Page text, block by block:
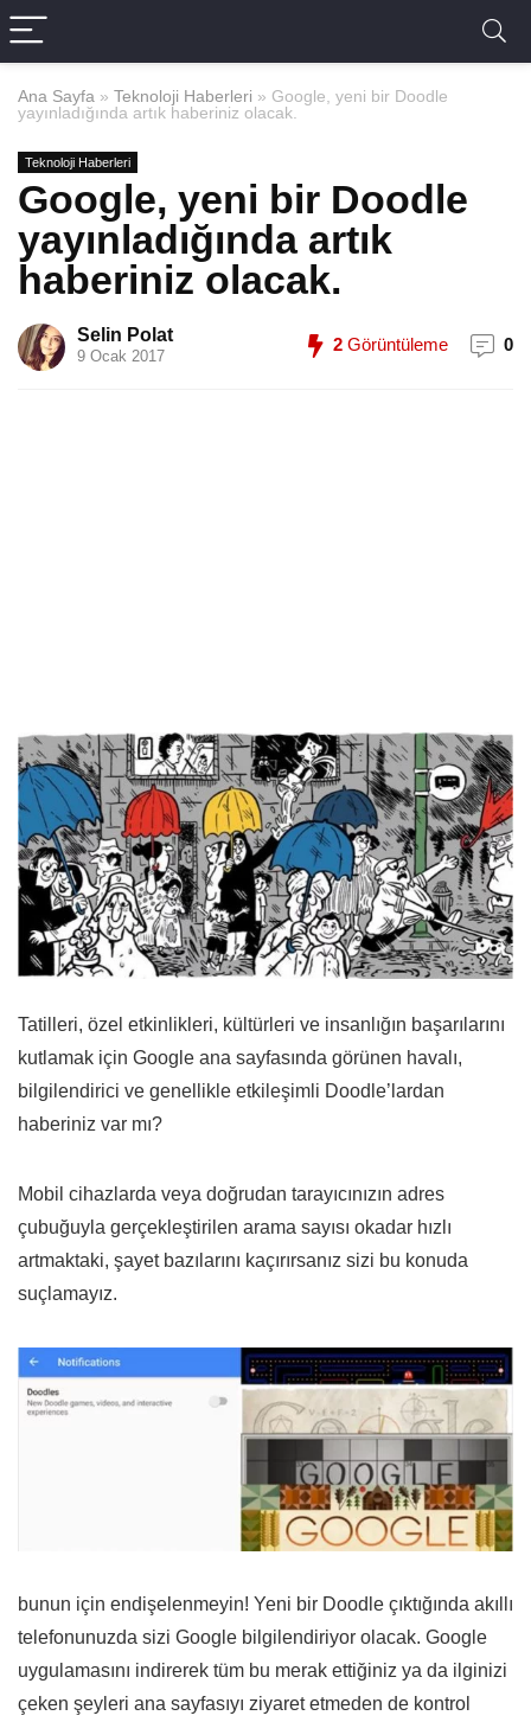
Ana Sayfa » Teknoloji Haberleri » Google, yeni bir Doodle
yayınladığında artık haberiniz olacak.
Teknoloji Haberleri
Google, yeni bir Doodle
yayınladığında artık
haberiniz olacak.
Selin Polat
9 Ocak 2017
2 Görüntüleme 0
Tatilleri, özel etkinlikleri, kültürleri ve insanlığın başarılarını
kutlamak için Google ana sayfasında görünen havalı,
bilgilendirici ve genellikle etkileşimli Doodle’lardan
haberiniz var mı?
Mobil cihazlarda veya doğrudan tarayıcınızın adres
çubuğuyla gerçekleştirilen arama sayısı okadar hızlı
artmaktaki, şayet bazılarını kaçırırsanız sizi bu konuda
suçlamayız.
bunun için endişelenmeyin! Yeni bir Doodle çıktığında akıllı
telefonunuzda sizi Google bilgilendiriyor olacak. Google
uygulamasını indirerek tüm bu merak ettiğiniz ya da ilginizi
çeken şeyleri ana sayfasıyı ziyaret etmeden de kontrol